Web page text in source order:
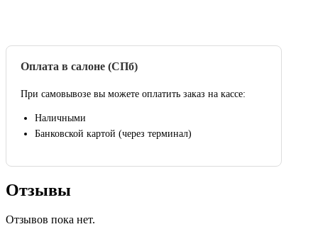
Оплата в салоне (СПб)
При самовывозе вы можете оплатить заказ на кассе:
Наличными
Банковской картой (через терминал)
Отзывы
Отзывов пока нет.